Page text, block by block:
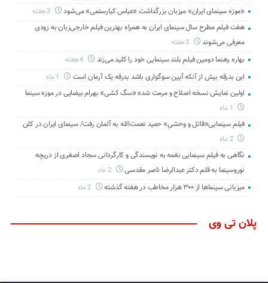
«موزه سینمای ایران» میزبان بزرگداشت «عباس کیارستمی» می‌شود 3 هفته
هفت فیلم مطرح سال سینمای ایران به همراه بهترین فیلم خارجی‌زبان به زودی
معرفی می‌شوند
3 هفته
بهاره رهنما دومین فیلم بلند سینمایی خود را کلید می‌زند
این بدرقه بیش از آنکه آیین سوگواری باشد بدرقه یک آرمان است
اولین نمایش نسخه اصلاح و مرمت شده «سگ کشی» بهرام بیضایی در موزه سینما
فیلم سینمایی«قاتل و وحشیِ» حمید نعمت‌الله به آلمان رفت/ سینمای ایران در کلن
2 ماه
نگاهی به فیلم سینمایی نغمه به نویسندگی و کارگردانی سجاد اصغری از دریچه
نوروسینما به قلم دکتر عبدالرضا ناصر مقدسی
2 ماه
میزبانی سینماها از ۳۰۰ هزار مخاطب در هفته گذشته 2 ماه
پلان تی وی